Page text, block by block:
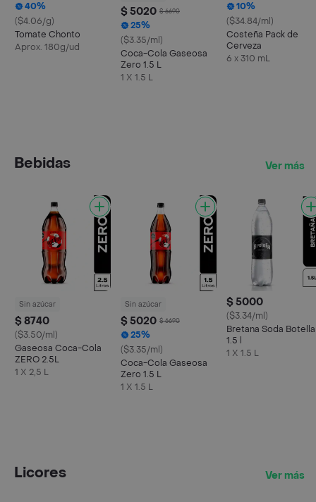
40%
($4.06/g)
Tomate Chonto
Aprox. 180g/ud
$ 5020 $ 6690
25%
($3.35/ml)
Coca-Cola Gaseosa
Zero 1.5 L
1 X 1.5 L
10%
($34.84/ml)
Costeña Pack de
Cerveza
6 x 310 mL
Bebidas Ver más
Sin azúcar
$ 8740
($3.50/ml)
Gaseosa Coca-Cola
ZERO 2.5L
1 X 2,5 L
Sin azúcar
$ 5020 $ 6690
25%
($3.35/ml)
Coca-Cola Gaseosa
Zero 1.5 L
1 X 1.5 L
$ 5000
($3.34/ml)
Bretana Soda Botella
1.5 l
1 X 1.5 L
Licores Ver más